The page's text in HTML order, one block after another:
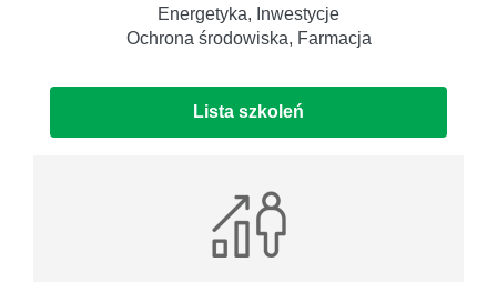
Energetyka, Inwestycje
Ochrona środowiska, Farmacja
Lista szkoleń